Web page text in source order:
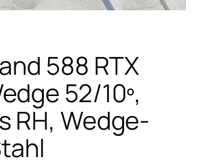
588 RTX
52/10º,
RH, Wedge-